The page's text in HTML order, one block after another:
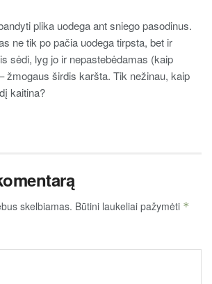
plika uodega ant sniego pasodinus.
ne tik po pačia uodega tirpsta, bet ir
sėdi, lyg jo ir nepastebėdamas (kaip
žmogaus širdis karšta. Tik nežinau, kaip
kaitina?
skelbiamas. Būtini laukeliai pažymėti *